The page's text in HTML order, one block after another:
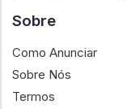
Sobre
Como Anunciar
Sobre Nós
Termos